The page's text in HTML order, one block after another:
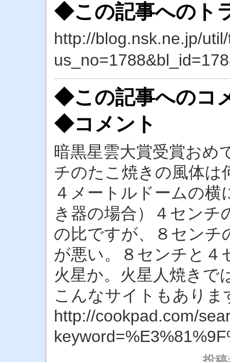
◆この記事へのト
http://blog.nsk.ne.jp/
◆この記事へのコ
◆コメント
暗黒星雲大賞受賞おめ
チのたこ焼きの風体は
４メートルドームの
き器の場合）４センチ
の比ですが、８センチ
が悪い。８センチと４
火星か。火星人焼きで
こんなサイトもありま
http://cookpad.com/